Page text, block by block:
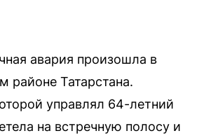
авария произошла в
районе Татарстана.
управлял 64-летний
на встречную полосу и